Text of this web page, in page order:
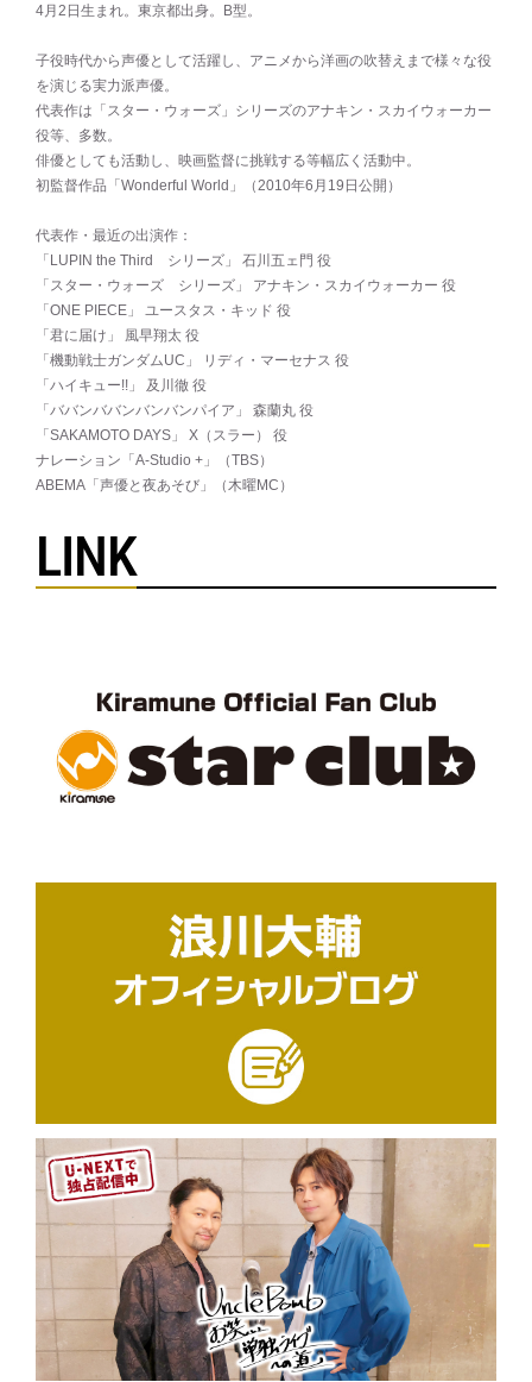
4月2日生まれ。東京都出身。B型。
子役時代から声優として活躍し、アニメから洋画の吹替えまで様々な役
を演じる実力派声優。
代表作は「スター・ウォーズ」シリーズのアナキン・スカイウォーカー
役等、多数。
俳優としても活動し、映画監督に挑戦する等幅広く活動中。
初監督作品「Wonderful World」（2010年6月19日公開）
代表作・最近の出演作：
「LUPIN the Third シリーズ」 石川五ェ門 役
「スター・ウォーズ シリーズ」 アナキン・スカイウォーカー 役
「ONE PIECE」 ユースタス・キッド 役
「君に届け」 風早翔太 役
「機動戦士ガンダムUC」 リディ・マーセナス 役
「ハイキュー!!」 及川徹 役
「ババンババンバンバンパイア」 森蘭丸 役
「SAKAMOTO DAYS」 X（スラー） 役
ナレーション「A-Studio +」（TBS）
ABEMA「声優と夜あそび」（木曜MC）
LINK